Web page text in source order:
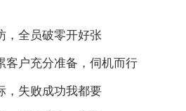
，全员破零开好张
客户充分准备，伺机而行
，失败成功我都要